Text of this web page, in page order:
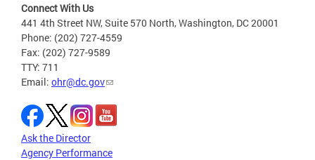
Connect With Us
441 4th Street NW, Suite 570 North, Washington, DC 20001
Phone: (202) 727-4559
Fax: (202) 727-9589
TTY: 711
Email: ohr@dc.gov
Ask the Director
Agency Performance